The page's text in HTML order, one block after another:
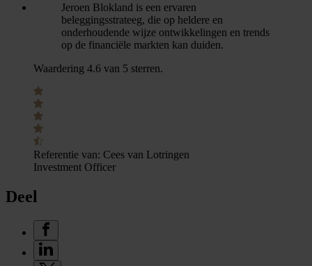
Jeroen Blokland is een ervaren
beleggingsstrateeg, die op heldere en
onderhoudende wijze ontwikkelingen en trends
op de financiële markten kan duiden.
Waardering 4.6 van 5 sterren.
Referentie van: Cees van Lotringen
Investment Officer
Deel